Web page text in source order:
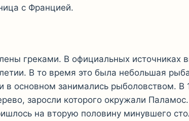
с Францией.
греками. В официальных источниках
В то время это была небольшая
основном занимались рыболовством. В
заросли которого окружали
на вторую половину минувшего